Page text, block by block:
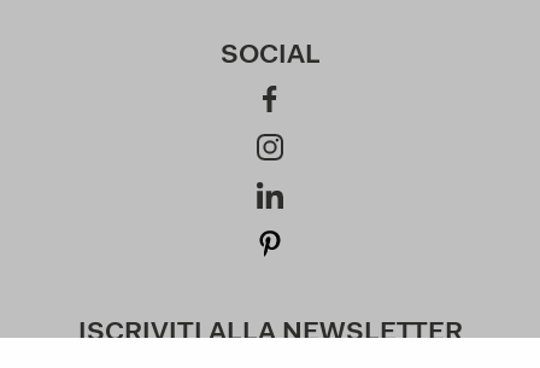
SOCIAL
ISCRIVITI ALLA NEWSLETTER